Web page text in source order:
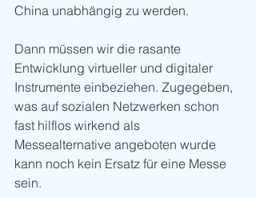
China unabhängig zu werden.
Dann müssen wir die rasante
Entwicklung virtueller und digitaler
Instrumente einbeziehen. Zugegeben,
was auf sozialen Netzwerken schon
fast hilflos wirkend als
Messealternative angeboten wurde
kann noch kein Ersatz für eine Messe
sein.